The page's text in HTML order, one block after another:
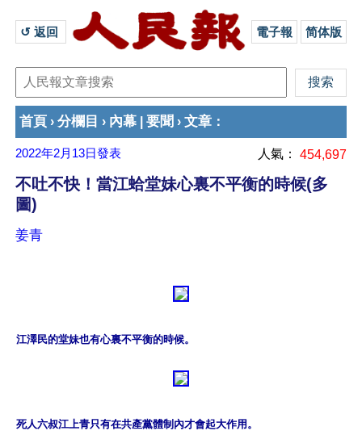
↺ 返回 電子報 简体版
首頁 › 分欄目 › 內幕 要聞 › 文章 ：
2022年2月13日發表 人氣： 454,697
不吐不快！當江蛤堂妹心裏不平衡的時候(多
圖)
姜青
江澤民的堂妹也有心裏不平衡的時候。
死人六叔江上青只有在共產黨體制內才會起大作用。